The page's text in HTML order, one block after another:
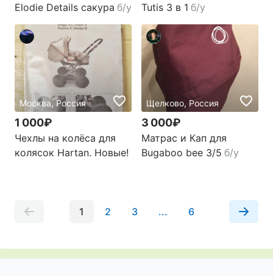
Elodie Details сакура б/у
Tutis 3 в 1 б/у
Москва, Россия
1 000₽
Чехлы на колёса для
колясок Hartan. Новые!
Щелково, Россия
3 000₽
Матрас и Кап для
Bugaboo bee 3/5 б/у
1 2 3 ... 6